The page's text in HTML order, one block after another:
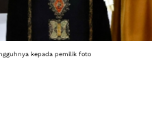
kepada pemilik foto